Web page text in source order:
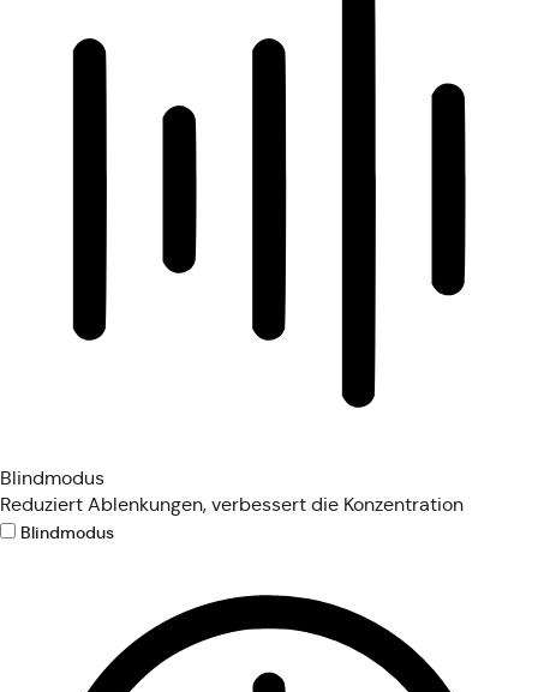
Blindmodus
Reduziert Ablenkungen, verbessert die Konzentration
Blindmodus